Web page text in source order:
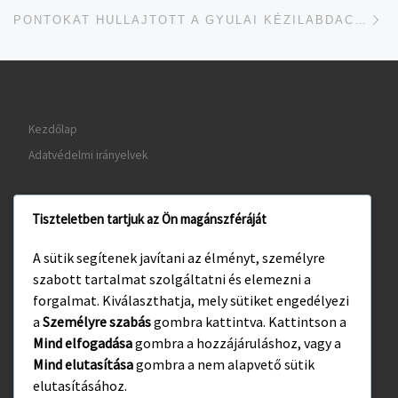
Kezdőlap
Adatvédelmi irányelvek
www.visitgyula.com
www.gyulakult.hu
Facebook Instagram
Tiszteletben tartjuk az Ön magánszféráját
A sütik segítenek javítani az élményt, személyre
szabott tartalmat szolgáltatni és elemezni a
forgalmat. Kiválaszthatja, mely sütiket engedélyezi
a Személyre szabásgombra kattintva. Kattintson a
Mind elfogadásagombra a hozzájáruláshoz, vagy a
Mind elutasításagombra a nem alapvető sütik
elutasításához.